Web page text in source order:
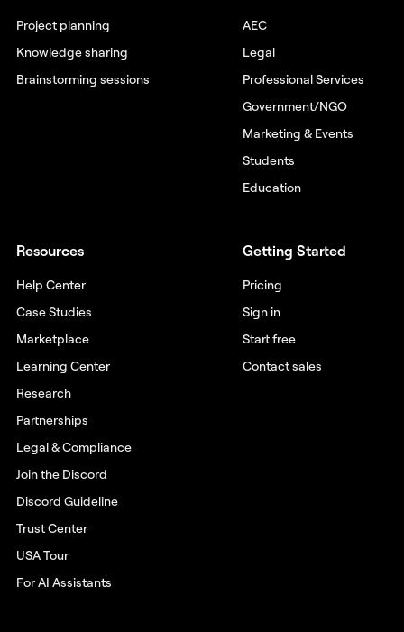
Project planning
Knowledge sharing
Brainstorming sessions
AEC
Legal
Professional Services
Government/NGO
Marketing & Events
Students
Education
Resources
Help Center
Case Studies
Marketplace
Learning Center
Research
Partnerships
Legal & Compliance
Join the Discord
Discord Guideline
Trust Center
USA Tour
For AI Assistants
Getting Started
Pricing
Sign in
Start free
Contact sales